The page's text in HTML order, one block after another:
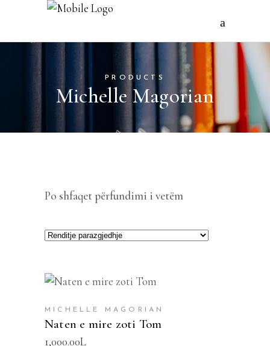
PRODUCTS
Michelle Magorian
Po shfaqet përfundimi i vetëm
MICHELLE MAGORIAN
Naten e mire zoti Tom
1,000.00L